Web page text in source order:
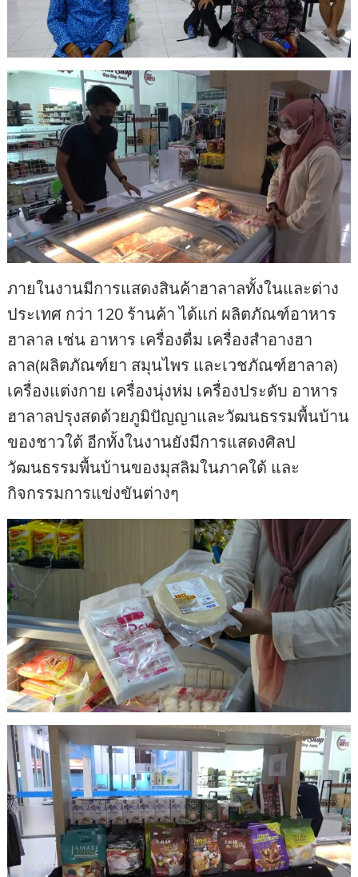
ภายในงานมีการแสดงสินค้าฮาลาลทั้งในและต่าง
ประเทศ กว่า 120 ร้านค้า ได้แก่ ผลิตภัณฑ์อาหาร
ฮาลาล เช่น อาหาร เครื่องดื่ม เครื่องสำอางฮา
ลาล(ผลิตภัณฑ์ยา สมุนไพร และเวชภัณฑ์ฮาลาล)
เครื่องแต่งกาย เครื่องนุ่งห่ม เครื่องประดับ อาหาร
ฮาลาลปรุงสดด้วยภูมิปัญญาและวัฒนธรรมพื้นบ้าน
ของชาวใต้ อีกทั้งในงานยังมีการแสดงศิลป
วัฒนธรรมพื้นบ้านของมุสลิมในภาคใต้ และ
กิจกรรมการแข่งขันต่างๆ